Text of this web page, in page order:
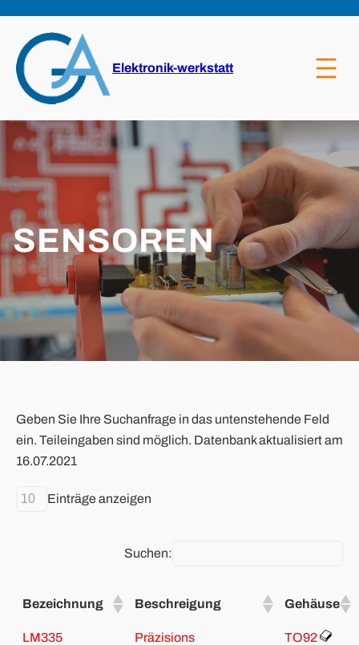
springen
Elektronik-werkstatt
SENSOREN
Geben Sie Ihre Suchanfrage in das untenstehende Feld
ein. Teileingaben sind möglich. Datenbank aktualisiert am
16.07.2021
Einträge anzeigen
Suchen:
Bezeichnung Beschreigung Gehäuse
LM335
Präzisions
TO92